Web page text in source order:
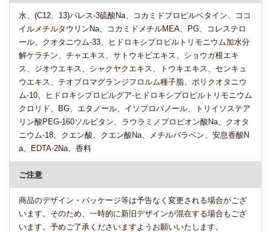
水、(C12、13)パレス-3硫酸Na、コカミドプロピルベタイン、ココ
イルメチルタウリンNa、コカミドメチルMEA、PG、コレステロ
ール、クオタニウム-33、ヒドロキシプロピルトリモニウム加水分
解ケラチン、チャエキス、サトウキビエキス、ショウガ根エキ
ス、ジオウエキス、シャクヤクエキス、トウキエキス、センキュ
ウエキス、テオブロマグランジフロルム種子脂、ポリクオタニウ
ム-10、ヒドロキシプロピルグア-ヒドロキシプロピルトリモニウム
クロリド、BG、エタノール、イソプロパノール、トリイソステア
リン酸PEG-160ソルビタン、ラウラミノプロピオン酸Na、クオタ
ニウム-18、クエン酸、クエン酸Na、メチルパラベン、安息香酸N
a、EDTA-2Na、香料
ご注意
商品のデザイン・パッケージ等は予告なく変更される場合がござ
います。そのため、一時的に新旧デザインが混在する場合もござ
います。予めご了承くださいますようお願いいたします。